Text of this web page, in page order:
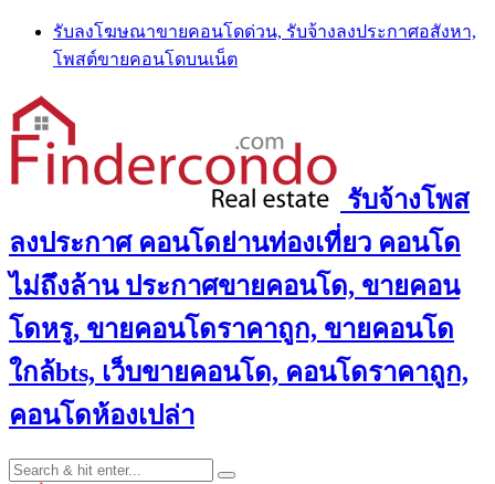
Skip
content
รับลงโฆษณาขายคอนโดด่วน, รับจ้างลงประกาศอสังหา,
โพสต์ขายคอนโดบนเน็ต
รับจ้างโพส
ลงประกาศ คอนโดย่านท่องเที่ยว คอนโด
ไม่ถึงล้าน ประกาศขายคอนโด, ขายคอน
โดหรู, ขายคอนโดราคาถูก, ขายคอนโด
ใกล้bts, เว็บขายคอนโด, คอนโดราคาถูก,
คอนโดห้องเปล่า